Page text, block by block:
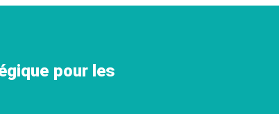
pour les